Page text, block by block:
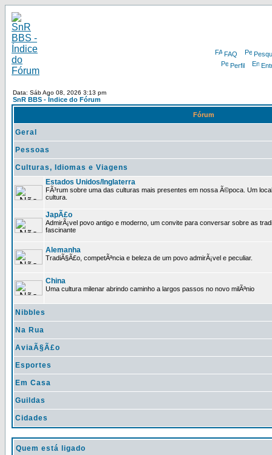
FAQ
Perfil
Data: Sáb Ago 08, 2026 3:13 pm
SnR BBS - Índice do Fórum
Fórum
Geral
Pessoas
Culturas, Idiomas e Viagens
Estados Unidos/Inglaterra
FÃ³rum sobre uma das culturas mais presentes em nossa Ã©poca. Um
cultura.
JapÃ£o
AdmirÃ¡vel povo antigo e moderno, um convite para conversar sobre as
fascinante
Alemanha
TradiÃ§Ã£o, competÃªncia e beleza de um povo admirÃ¡vel e peculiar.
China
Uma cultura milenar abrindo caminho a largos passos no novo milÃªnio
Nibbles
Na Rua
AviaÃ§Ã£o
Esportes
Em Casa
Guildas
Cidades
Quem está ligado